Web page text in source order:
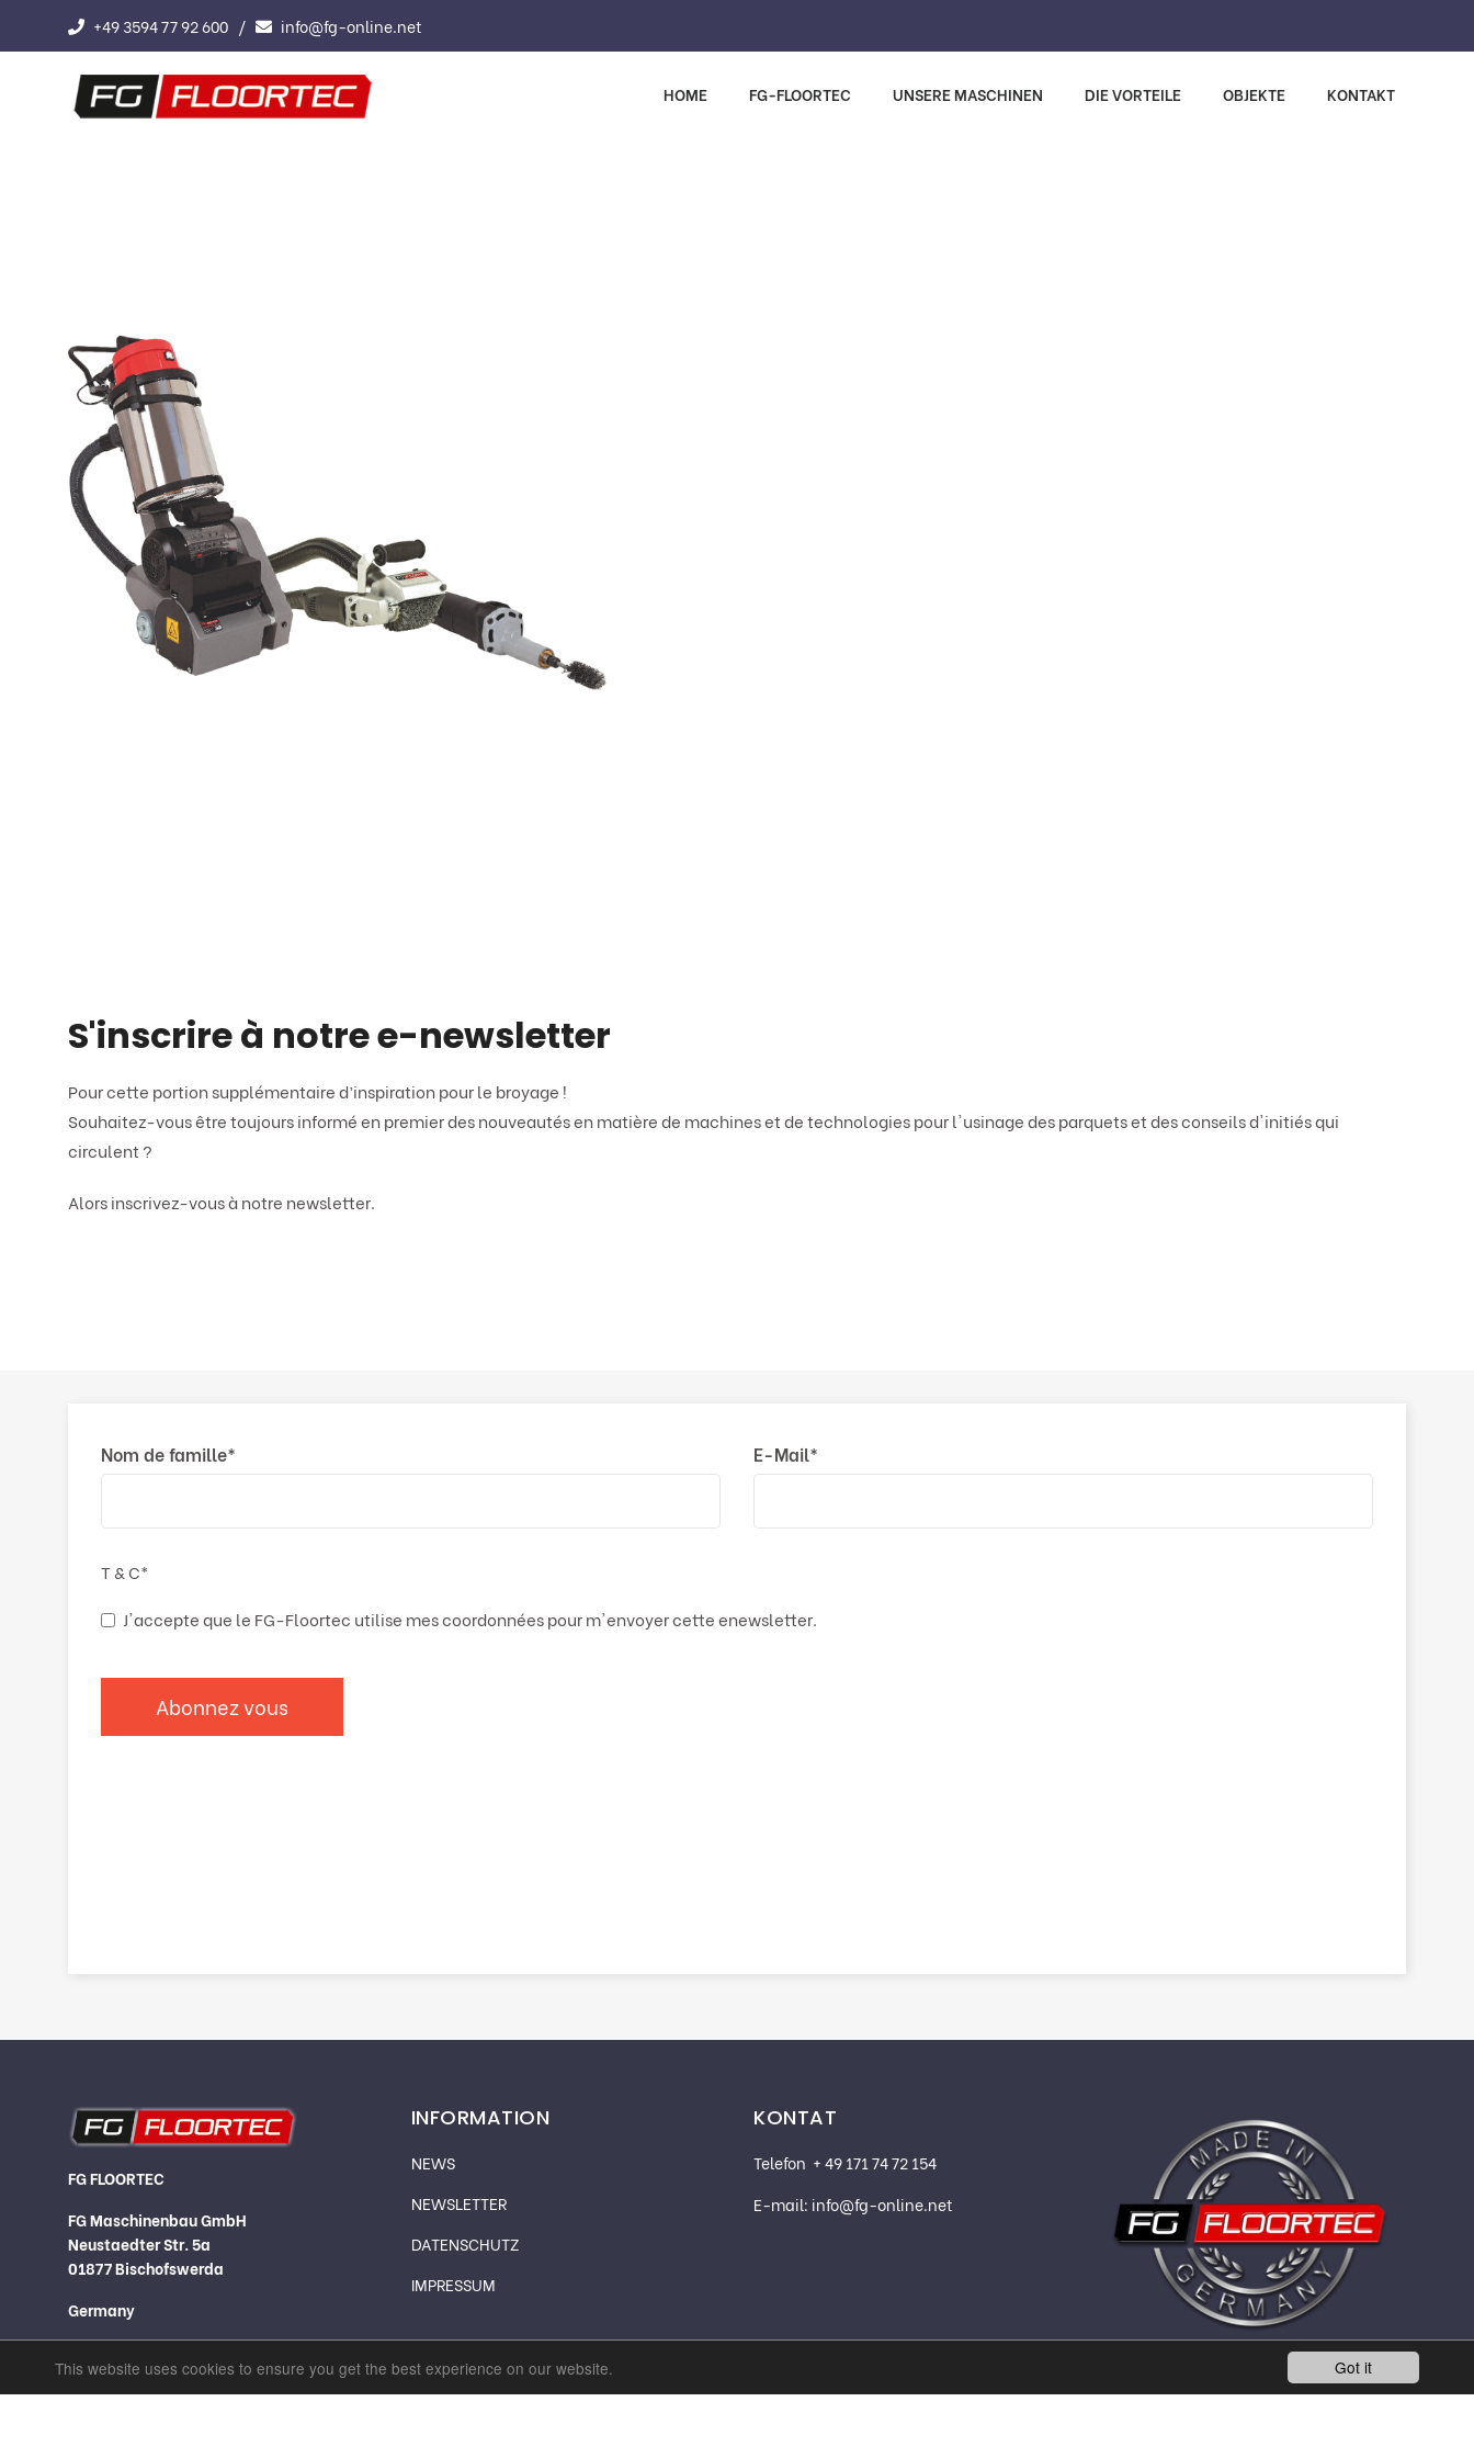
Got it
This website uses cookies to ensure you get the best experience on our website.
+49 3594 77 92 600 info@fg-online.net
HOME FG-FLOORTEC UNSERE MASCHINEN DIE VORTEILE OBJEKTE KONTAKT
S'inscrire à notre e-newsletter
Pour cette portion supplémentaire d’inspiration pour le broyage !
Souhaitez-vous être toujours informé en premier des nouveautés en matière de machines et de technologies pour l'usinage des parquets et des conseils d'initiés qui
circulent ?
Alors inscrivez-vous à notre newsletter.
Nom de famille* E-Mail*
T & C*
J'accepte que le FG-Floortec utilise mes coordonnées pour m'envoyer cette enewsletter.
FG FLOORTEC
FG Maschinenbau GmbH
Neustaedter Str. 5a
01877 Bischofswerda
Germany
INFORMATION
NEWS
NEWSLETTER
DATENSCHUTZ
IMPRESSUM
KONTAT
Telefon + 49 171 74 72 154
E-mail: info@fg-online.net